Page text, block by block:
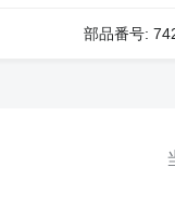
部品番号: